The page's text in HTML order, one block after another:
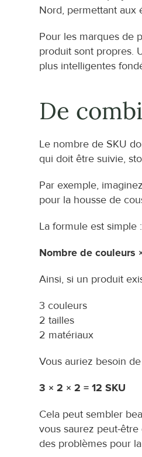
Nord, permettant aux
Pour les marques de
produit sont propres.
plus intelligentes
De
Le nombre de SKU
qui doit être suivie,
Par exemple,
pour la housse de
La formule est simple :
Nombre de couleurs
Ainsi, si un produit
3 couleurs
2 tailles
2 matériaux
Vous auriez besoin de
3 × 2 × 2 = 12 SKU
Cela peut sembler
vous saurez peut-
des problèmes pour